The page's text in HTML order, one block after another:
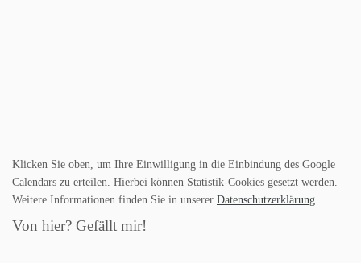
Klicken Sie oben, um Ihre Einwilligung in die Einbindung des Google
Calendars zu erteilen. Hierbei können Statistik-Cookies gesetzt werden.
Weitere Informationen finden Sie in unserer Datenschutzerklärung.
Von hier? Gefällt mir!